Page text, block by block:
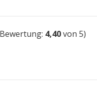
4,40von 5)